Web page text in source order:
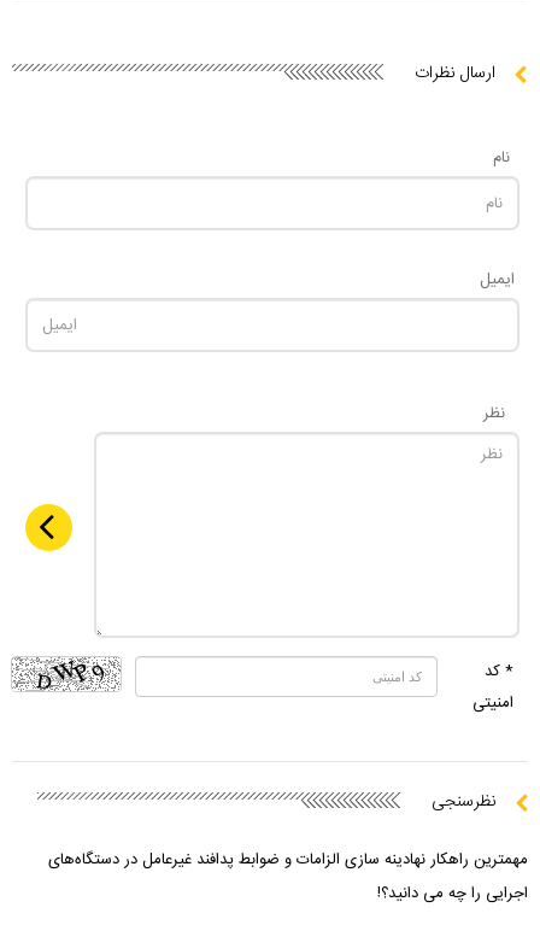
ارسال نظرات
نام
ایمیل
نظر
* کد
امنیتی
نظرسنجی
مهمترین راهکار نهادینه سازی الزامات و ضوابط پدافند غیرعامل در دستگاه‌های
اجرایی را چه می دانید؟!